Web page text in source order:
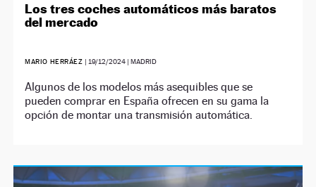
Los tres coches automáticos más baratos
del mercado
MARIO HERRÁEZ | 19/12/2024 | MADRID
Algunos de los modelos más asequibles que se
pueden comprar en España ofrecen en su gama la
opción de montar una transmisión automática.